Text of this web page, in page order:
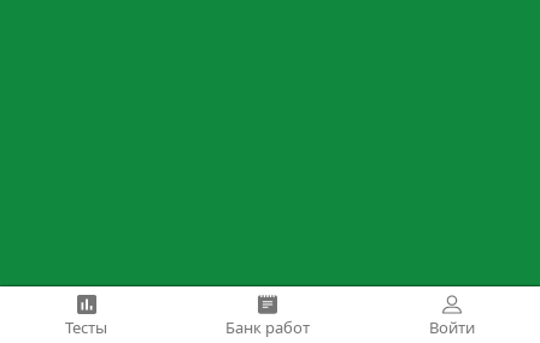
Тесты Банк работ Войти